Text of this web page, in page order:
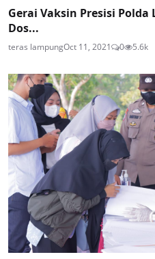
Gerai Vaksin Presisi Polda
Dos...
teras lampungOct 11, 2021 0 5.6k